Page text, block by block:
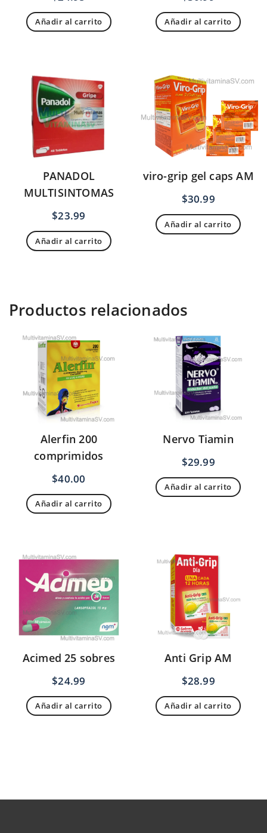
Añadir al carrito Añadir al carrito
PANADOL
MULTISINTOMAS
$23.99
Añadir al carrito
viro-grip gel caps AM
$30.99
Añadir al carrito
Productos relacionados
Alerfin 200
comprimidos
$40.00
Añadir al carrito
Nervo Tiamin
$29.99
Añadir al carrito
Acimed 25 sobres
$24.99
Añadir al carrito
Anti Grip AM
$28.99
Añadir al carrito